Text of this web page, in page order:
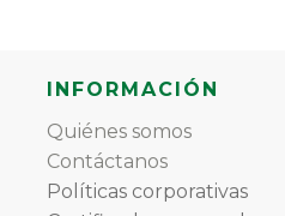
INFORMACIÓN
Quiénes somos
Contáctanos
Políticas corporativas